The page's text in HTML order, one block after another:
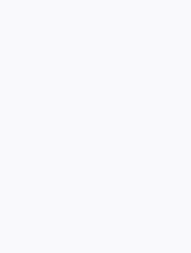
アより決済し購入
7月1日（月）～7
プッシュ通知にて送
よりエントリー対